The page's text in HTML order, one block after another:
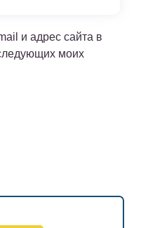
и адрес сайта в
моих